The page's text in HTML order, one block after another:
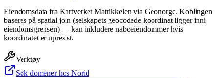
Eiendomsdata fra Kartverket Matrikkelen via Geonorge. Koblingen
baseres på spatial join (selskapets geocodede koordinat ligger inni
eiendomsgrensen) — kan inkludere naboeiendommer hvis
koordinatet er upresist.
Verktøy
Søk domener hos Norid